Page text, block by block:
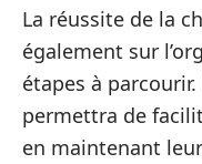
La réussite de la
également sur
étapes à
permettra de
en maintenant